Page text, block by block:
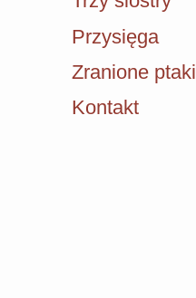
Przysięga
Zranione ptaki
Kontakt